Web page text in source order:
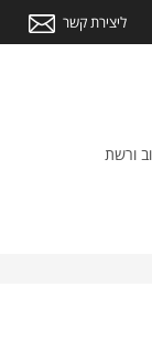
ליצירת קשר
ורשת